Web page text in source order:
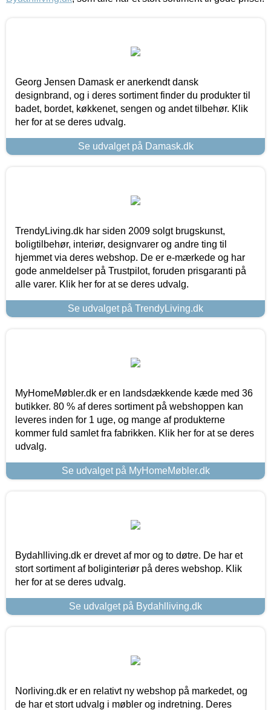
Georg Jensen Damask er anerkendt dansk
designbrand, og i deres sortiment finder du produkter til
badet, bordet, køkkenet, sengen og andet tilbehør. Klik
her for at se deres udvalg.
Se udvalget på Damask.dk
TrendyLiving.dk har siden 2009 solgt brugskunst,
boligtilbehør, interiør, designvarer og andre ting til
hjemmet via deres webshop. De er e-mærkede og har
gode anmeldelser på Trustpilot, foruden prisgaranti på
alle varer. Klik her for at se deres udvalg.
Se udvalget på TrendyLiving.dk
MyHomeMøbler.dk er en landsdækkende kæde med 36
butikker. 80 % af deres sortiment på webshoppen kan
leveres inden for 1 uge, og mange af produkterne
kommer fuld samlet fra fabrikken. Klik her for at se deres
udvalg.
Se udvalget på MyHomeMøbler.dk
Bydahlliving.dk er drevet af mor og to døtre. De har et
stort sortiment af boliginteriør på deres webshop. Klik
her for at se deres udvalg.
Se udvalget på Bydahlliving.dk
Norliving.dk er en relativt ny webshop på markedet, og
de har et stort udvalg i møbler og indretning. Deres